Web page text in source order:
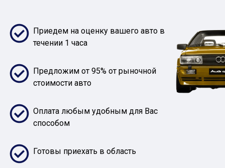
Приедем на оценку вашего авто в
течении 1 часа
Предложим от 95% от рыночной
стоимости авто
Оплата любым удобным для Вас
способом
Готовы приехать в область